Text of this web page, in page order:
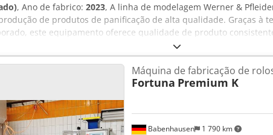
, Ano de fabrico: 2023, A linha de modelagem Werner &
de produtos de panificação de alta qualidade. Graças à
este equipamento oferece qualidade de produto
mínima de espaço. Ano de fabricação: 2023 Apenas 51
redondos Execução em 5 filas com largura de
55 g a 150 g, pistão de dosagem de 55 mm Capacidade horária:
automático de peso para resultados de produtos constantes
de 600 × 400, 600 × 800 e 580 × 980 mm Prateleira
Thvms Acbeck Roteador para acesso remoto
Babenhausen 1 790 km
Máquina de fabricação de
Fortuna Premium K